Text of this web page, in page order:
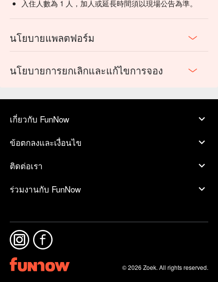
入住人數為 1 人，加人或延長時間須以現場公告為準。
นโยบายแพลตฟอร์ม
นโยบายการยกเลิกและแก้ไขการจอง
เกี่ยวกับ FunNow
ข้อตกลงและเงื่อนไข
ติดต่อเรา
ร่วมงานกับ FunNow
© 2026 Zoek. All rights reserved.